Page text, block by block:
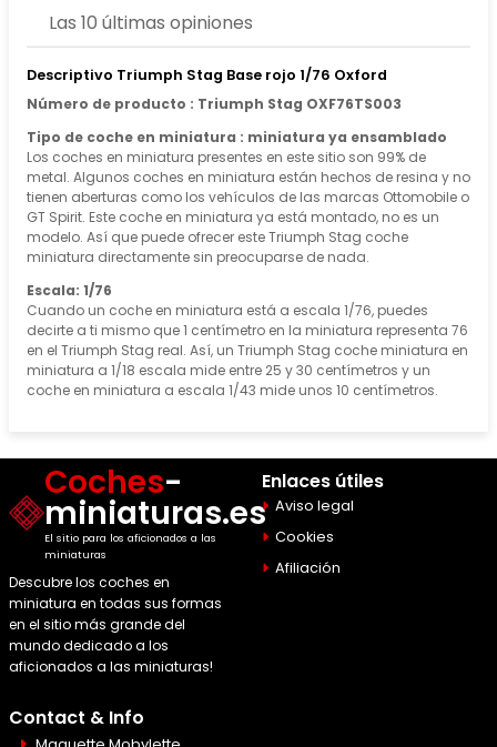
Las 10 últimas opiniones
Descriptivo Triumph Stag Base rojo 1/76 Oxford
Número de producto : Triumph Stag OXF76TS003
Tipo de coche en miniatura : miniatura ya ensamblado
Los coches en miniatura presentes en este sitio son 99% de
metal. Algunos coches en miniatura están hechos de resina y no
tienen aberturas como los vehículos de las marcas Ottomobile o
GT Spirit. Este coche en miniatura ya está montado, no es un
modelo. Así que puede ofrecer este Triumph Stag coche
miniatura directamente sin preocuparse de nada.
Escala: 1/76
Cuando un coche en miniatura está a escala 1/76, puedes
decirte a ti mismo que 1 centímetro en la miniatura representa 76
en el Triumph Stag real. Así, un Triumph Stag coche miniatura en
miniatura a 1/18 escala mide entre 25 y 30 centímetros y un
coche en miniatura a escala 1/43 mide unos 10 centímetros.
Coches-
miniaturas.es
El sitio para los aficionados a las
miniaturas
Descubre los coches en
miniatura en todas sus formas
en el sitio más grande del
mundo dedicado a los
aficionados a las miniaturas!
Enlaces útiles
Aviso legal
Cookies
Afiliación
Contact & Info